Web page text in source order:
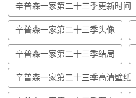
辛普森一家第二十三季更新时间
辛普森一家第二十三季头像
辛普森一家第二十三季结局
辛普森一家第二十三季高清壁纸